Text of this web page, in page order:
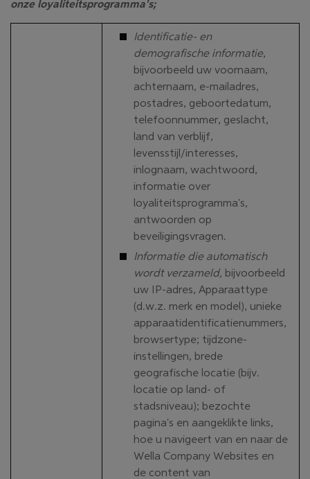
onze loyaliteitsprogramma's;
Identificatie- en
demografische informatie,
bijvoorbeeld uw voornaam,
achternaam, e-mailadres,
postadres, geboortedatum,
telefoonnummer, geslacht,
land van verblijf,
levensstijl/interesses,
inlognaam, wachtwoord,
informatie over
loyaliteitsprogramma's,
antwoorden op
beveiligingsvragen.
Informatie die automatisch
wordt verzameld, bijvoorbeeld
uw IP-adres, Apparaattype
(d.w.z. merk en model), unieke
apparaatidentificatienummers,
browsertype; tijdzone-
instellingen, brede
geografische locatie (bijv.
locatie op land- of
stadsniveau); bezochte
pagina's en aangeklikte links,
hoe u navigeert van en naar de
Wella Company Websites en
de content van